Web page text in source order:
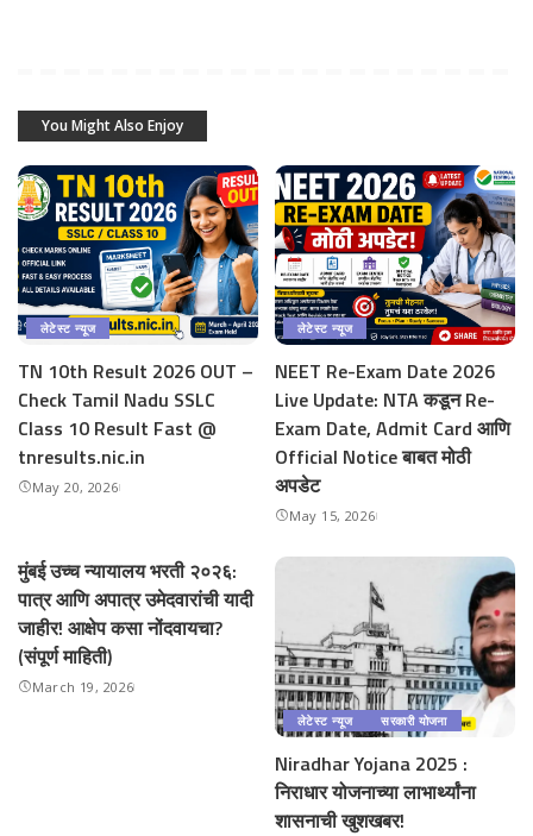
You Might Also Enjoy
लेटेस्ट न्यूज
TN 10th Result 2026 OUT –
Check Tamil Nadu SSLC
Class 10 Result Fast @
tnresults.nic.in
May 20, 2026
लेटेस्ट न्यूज
NEET Re-Exam Date 2026
Live Update: NTA कडून Re-
Exam Date, Admit Card आणि
Official Notice बाबत मोठी
अपडेट
May 15, 2026
मुंबई उच्च न्यायालय भरती २०२६:
पात्र आणि अपात्र उमेदवारांची यादी
जाहीर! आक्षेप कसा नोंदवायचा?
(संपूर्ण माहिती)
March 19, 2026
लेटेस्ट न्यूज सरकारी योजना
Niradhar Yojana 2025 :
निराधार योजनाच्या लाभार्थ्यांना
शासनाची खुशखबर!